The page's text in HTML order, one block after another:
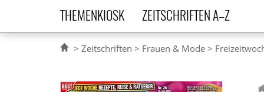
THEMENKIOSK ZEITSCHRIFTEN A–Z
Zeitschriften Frauen & Mode